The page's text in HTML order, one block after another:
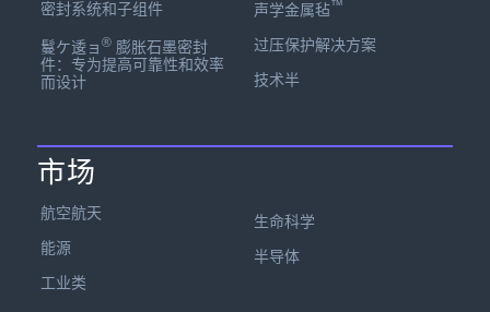
密封系统和子组件
鬘ケ逶ョ ®膨胀石墨密封
件：专为提高可靠性和效率
而设计
声学金属毡™
过压保护解决方案
技术半
市场
航空航天
能源
工业类
生命科学
半导体